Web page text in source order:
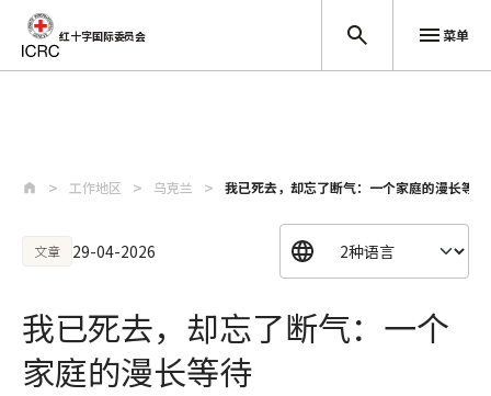
红十字国际委员会 菜单
工作地区 乌克兰 我已死去，却忘了断气：一个家庭的漫长等待
文章 29-04-2026
我已死去，却忘了断气：一个
家庭的漫长等待